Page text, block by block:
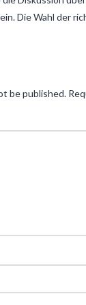
Die Wahl der
be published.